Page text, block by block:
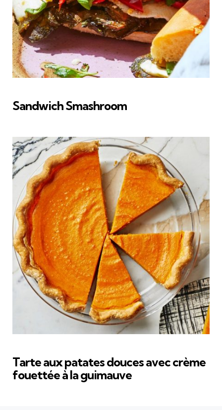
Sandwich Smashroom
Tarte aux patates douces avec crème
fouettée à la guimauve